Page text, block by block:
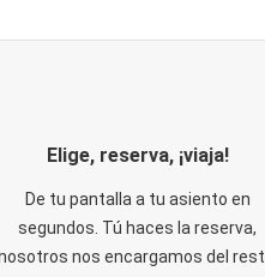
Elige, reserva, ¡viaja!
De tu pantalla a tu asiento en
segundos. Tú haces la reserva,
nos encargamos del